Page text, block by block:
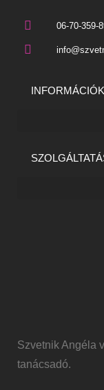
06-70-359-
INFORMÁCIÓK
Szvetnik Angéla
tanácsadó.